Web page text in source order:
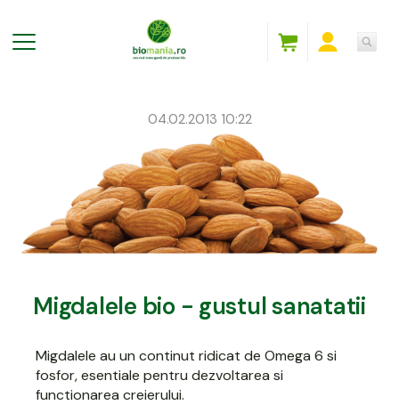
Migdalele bio - gustul sanatatii
04.02.2013 10:22
Migdalele au un continut ridicat de Omega 6 si
fosfor, esentiale pentru dezvoltarea si
functionarea creierului.